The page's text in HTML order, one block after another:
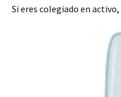
Si eres colegiado en